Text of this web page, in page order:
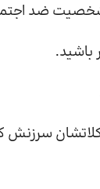
شخصیت ضد
باشید.
سرزنش